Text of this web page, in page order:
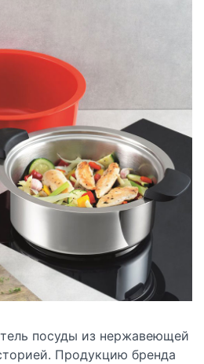
посуды из нержавеющей
Продукцию бренда